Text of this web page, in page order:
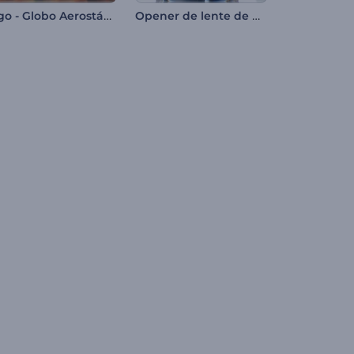
Logo - Globo Aerostático Opener de lente de microscopio